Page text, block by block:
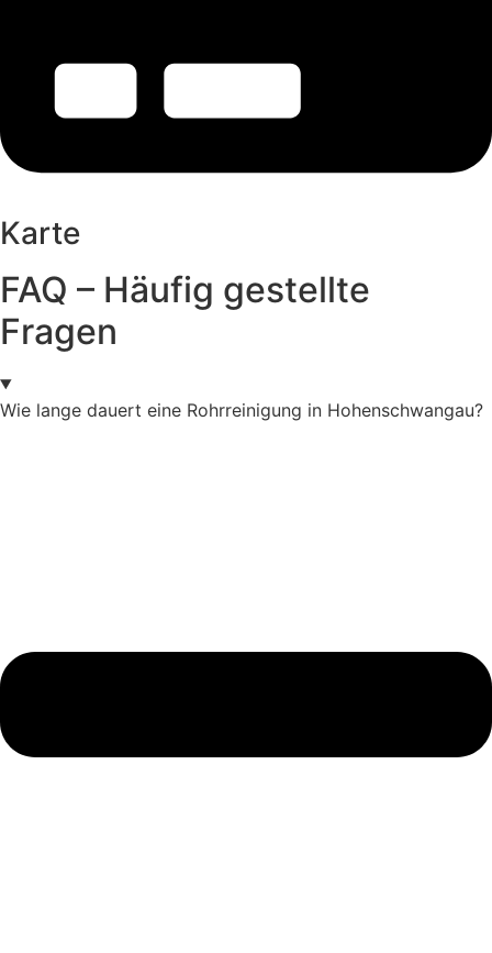
Karte
FAQ – Häufig gestellte
Fragen
Wie lange dauert eine Rohrreinigung in Hohenschwangau?